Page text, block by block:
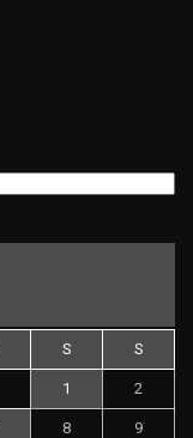
S S
1 2
8 9